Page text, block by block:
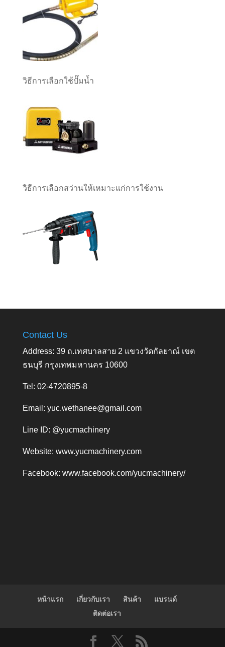
วิธีการเลือกใช้ปั๊มน้ำ
วิธีการเลือกสว่านให้เหมาะแก่การใช้งาน
Contact Us
Address: 39 ถ.เทศบาลสาย 2 แขวงวัดกัลยาณ์ เขต
ธนบุรี กรุงเทพมหานคร 10600
Tel: 02-4720895-8
Email: yuc.wethanee@gmail.com
Line ID: @yucmachinery
Website: www.yucmachinery.com
Facebook: www.facebook.com/yucmachinery/
หน้าแรก เกี่ยวกับเรา สินค้า
แบรนด์
ติดต่อเรา